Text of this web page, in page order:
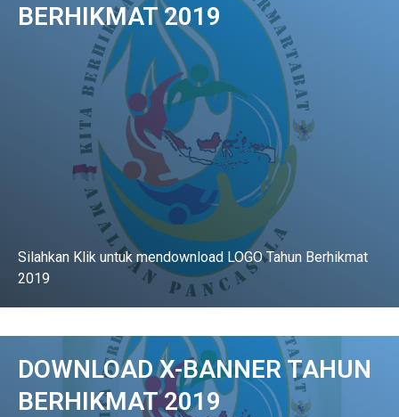
BERHIKMAT 2019
Silahkan Klik untuk mendownload LOGO Tahun Berhikmat
2019
DOWNLOAD X-BANNER TAHUN
BERHIKMAT 2019